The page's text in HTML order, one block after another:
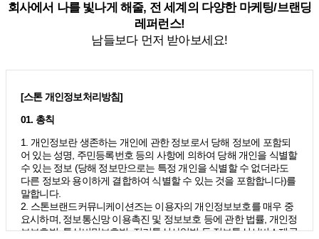
회사에서 나를 빛나게 해줄, 전 세계의 다양한 마케팅/브랜딩
레퍼런스!
남들보다 먼저 받아보세요!
[스톤 개인정보처리방침]
01. 총칙
1. 개인정보란 생존하는 개인에 관한 정보로서 당해 정보에 포함되
어 있는 성명, 주민등록번호 등의 사항에 의하여 당해 개인을 식별할
수 있는 정보 (당해 정보만으로는 특정 개인을 식별할 수 없더라도
다른 정보와 용이하게 결합하여 식별할 수 있는 것을 포함합니다)를
말합니다.
2. 스톤브랜드커뮤니케이션즈는 이용자의 개인정보보호를 매우 중
요시하며, 정보통신망 이용촉진 및 정보보호 등에 관한 법률, 개인정
보보호법, 통신비밀보호법, 전기통신사업법 등 정보통신서비스제공